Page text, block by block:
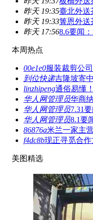
昨天 19:35臺北外送
昨天 19:33箐恩外送
昨天 17:568.6要闻
本周热点
00e1e0服装裁剪公
到位快递吉隆坡寄
linzhipeng通俗易懂
华人网管理员华商
华人网管理员7.31
华人网管理员8.1要
86876a米兰一家主
f4dc8b现正寻觅合
美图精选